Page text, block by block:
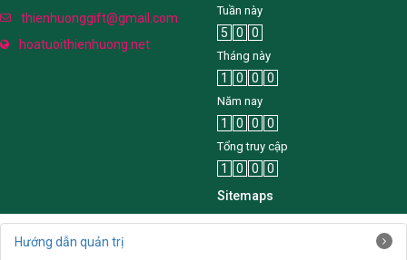
thienhuonggift@gmail.com
hoatuoithienhuong.net
Tuần này
5 0 0
Tháng này
1 0 0 0
Năm nay
1 0 0 0
Tổng truy cập
1 0 0
0
Sitemaps
Hướng dẫn quản trị